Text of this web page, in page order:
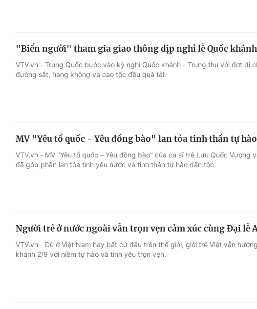
Điện ảnh
Âm nhạc
Sao
Du lịch
Làm đẹp
Chất lượng cuộc sống
"Biển người" tham gia giao thông dịp nghỉ lễ Quốc
VTV.vn - Trung Quốc bước vào kỳ nghỉ Quốc khánh - Trung thu với đợt di
đường sắt, hàng không và cao tốc đều quá tải.
MV "Yêu tổ quốc - Yêu đồng bào" lan tỏa tinh thần tự hào
VTV.vn - MV "Yêu tổ quốc – Yêu đồng bào" của ca sĩ trẻ Lưu Quốc Vượng
đã góp phần lan tỏa tình yêu nước và tinh thần tự hào dân tộc.
Người trẻ ở nước ngoài vẫn trọn vẹn cảm xúc cùng Đại lễ
VTV.vn - Dù ở Việt Nam hay bất cứ đâu trên thế giới, giới trẻ Việt vẫn
khánh 2/9 với niềm tự hào và tình yêu trọn vẹn.